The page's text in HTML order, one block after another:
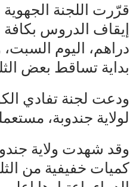
قرّرت اللجنة الجهوية
إيقاف الدروس بكافة
دراهم، اليوم السبت،
بداية تساقط بعض
ودعت لجنة تفادي
لولاية جندوبة،
وقد شهدت ولاية
كميات خفيفية من